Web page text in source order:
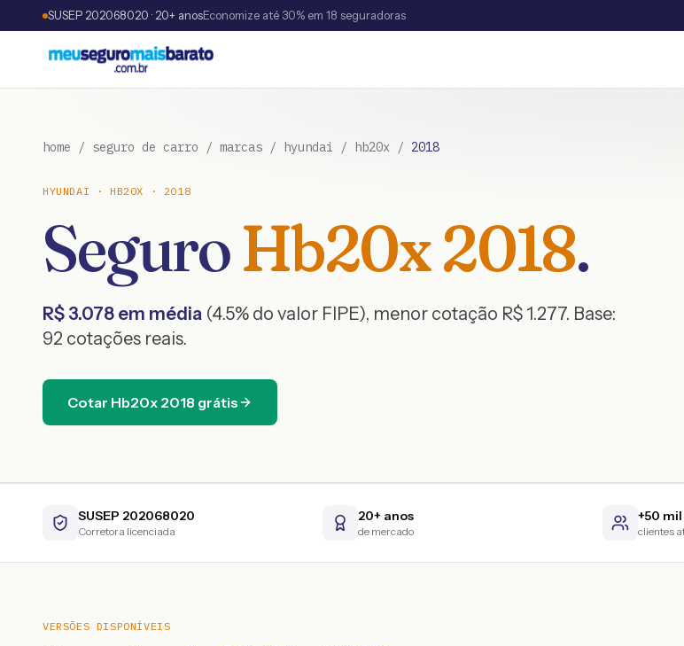
SUSEP 202068020 · 20+ anosEconomize até 30% em 18 seguradoras
home / seguro de carro / marcas / hyundai / hb20x / 2018
HYUNDAI ·HB20X · 2018
SeguroHb20x2018.
R$ 3.078 em média (4.5% do valor FIPE), menor cotação R$ 1.277. Base:
92 cotações reais.
Cotar Hb20x 2018 grátis
SUSEP 202068020
Corretora licenciada
20+ anos
de mercado
+50 mil
clientes
VERSÕES DISPONÍVEIS